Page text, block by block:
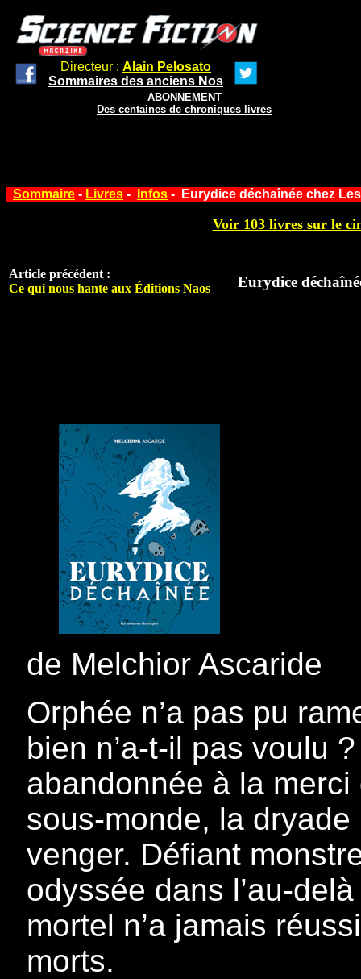
Directeur : Alain Pelosato
Sommaires des anciens Nos
ABONNEMENT
Des centaines de chroniques livres
Sommaire - Livres - Infos - Eurydice déchaînée chez
Voir 103 livres sur le
Article précédent :
Ce qui nous hante aux Éditions Naos
Eurydice
de Melchior Ascaride
Orphée n’a pas pu
bien n’a-t-il pas voulu
abandonnée à la merci
sous-monde, la dryade
venger. Défiant
odyssée dans l’au-
mortel n’a jamais
morts.